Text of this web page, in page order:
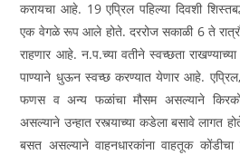
करायचा आहे. 19 एप्रिल पहिल्या दिवशी
एक वेगळे रूप आले होते. दररोज सकाळी 6 ते
राहणार आहे. न.प.च्या वतीने स्वच्छता
पाण्याने धुऊन स्वच्छ करण्यात येणार आहे.
फणस व अन्य फळांचा मौसम असल्याने किरकोळ
असल्याने उन्हात रस्त्याच्या कडेला बसावे लागत
बसत असल्याने वाहनधारकांना वाहतूक